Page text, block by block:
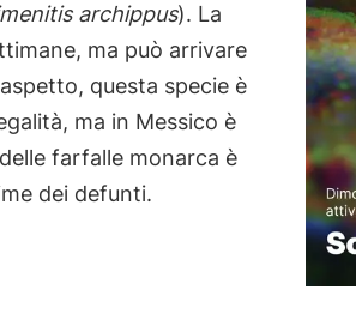
archippus). La
ma può arrivare
questa specie è
ma in Messico è
delle farfalle monarca è
dei defunti.